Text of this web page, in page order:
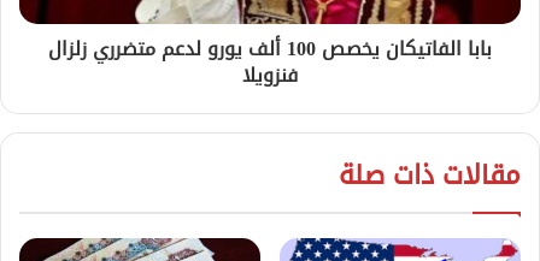
بابا الفاتيكان يخصص 100 ألف يورو لدعم متضرري زلزال
فنزويلا
مقالات ذات صلة